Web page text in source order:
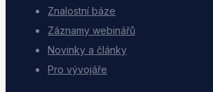
Znalostní báze
Záznamy webinářů
Novinky a články
Pro vývojáře